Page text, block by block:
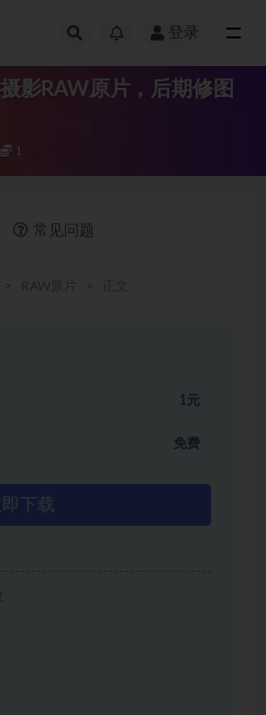
登录
影RAW原片，后期修图
1
常见问题
1元
免费
下载